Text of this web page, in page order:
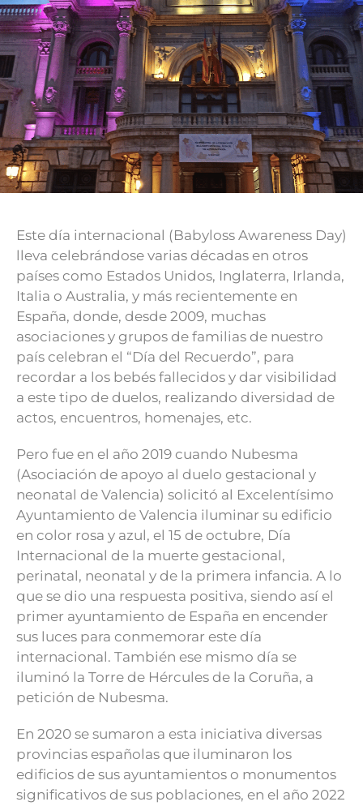
Este día internacional (Babyloss Awareness Day)
lleva celebrándose varias décadas en otros
países como Estados Unidos, Inglaterra, Irlanda,
Italia o Australia, y más recientemente en
España, donde, desde 2009, muchas
asociaciones y grupos de familias de nuestro
país celebran el “Día del Recuerdo”, para
recordar a los bebés fallecidos y dar visibilidad
a este tipo de duelos, realizando diversidad de
actos, encuentros, homenajes, etc.
Pero fue en el año 2019 cuando Nubesma
(Asociación de apoyo al duelo gestacional y
neonatal de Valencia) solicitó al Excelentísimo
Ayuntamiento de Valencia iluminar su edificio
en color rosa y azul, el 15 de octubre, Día
Internacional de la muerte gestacional,
perinatal, neonatal y de la primera infancia. A lo
que se dio una respuesta positiva, siendo así el
primer ayuntamiento de España en encender
sus luces para conmemorar este día
internacional. También ese mismo día se
iluminó la Torre de Hércules de la Coruña, a
petición de Nubesma.
En 2020 se sumaron a esta iniciativa diversas
provincias españolas que iluminaron los
edificios de sus ayuntamientos o monumentos
significativos de sus poblaciones, en el año 2022